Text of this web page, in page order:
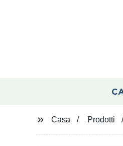
Casa Prodotti